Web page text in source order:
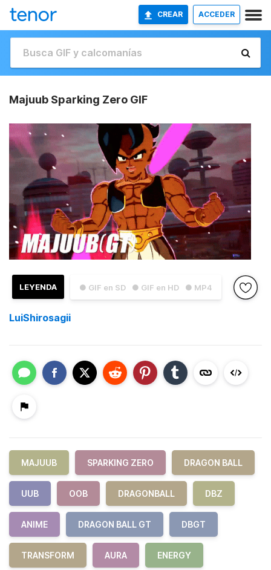
CREAR ACCEDER
Majuub Sparking Zero GIF
● GIF en SD ● GIF en HD ● MP4
LEYENDA
LuiShirosagii
MAJUUB SPARKING ZERO DRAGON BALL
UUB OOB DRAGONBALL DBZ
ANIME DRAGON BALL GT DBGT
TRANSFORM AURA ENERGY